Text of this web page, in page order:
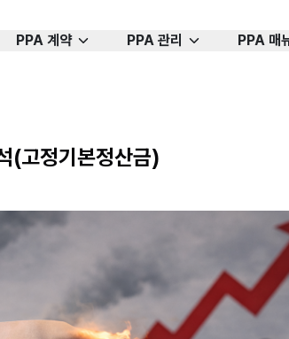
PPA 계약 PPA 관리 PPA 매
(고정기본정산금)